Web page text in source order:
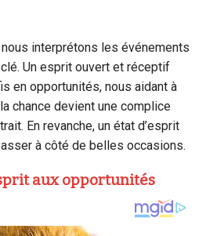
interprétons les événements
Un esprit ouvert et réceptif
en opportunités, nous aidant à
chance devient une complice
En revanche, un état d’esprit
à côté de belles occasions.
aux opportunités